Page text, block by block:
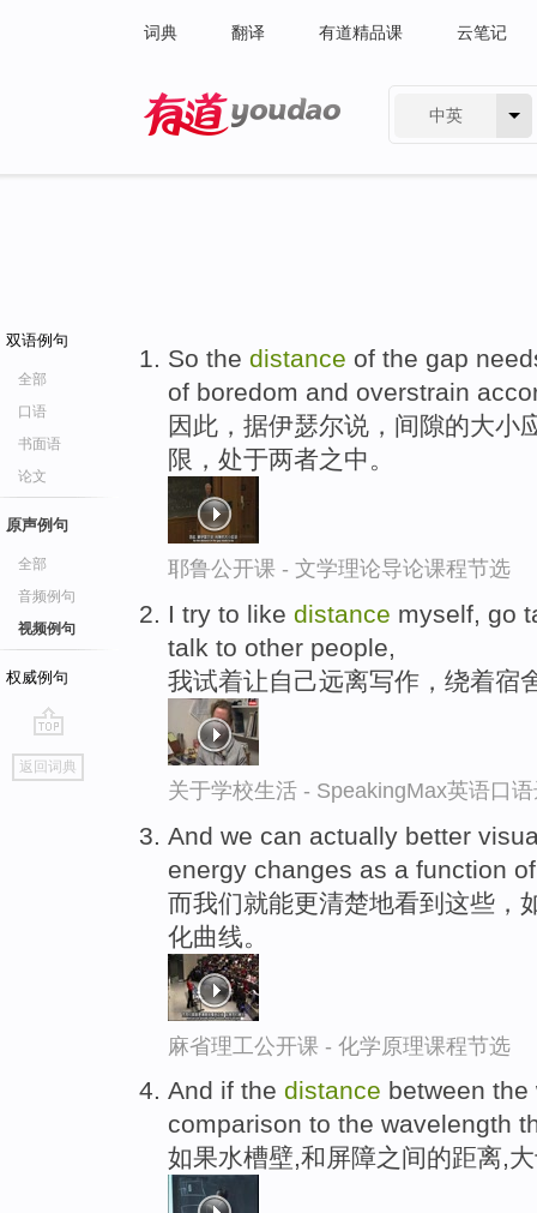
词典 翻译 有道精品课 云笔记
中英
双语例句
全部
口语
书面语
论文
原声例句
全部
音频例句
视频例句
权威例句
go
top
返回词典
So the distance of the gap
of boredom and overstrain
因此，据伊瑟尔说，间隙的大小
限，处于两者之中。
耶鲁公开课 - 文学理论导论课程节选
I try to like distance myself, go
talk to other people,
我试着让自己远离写作，绕着宿
关于学校生活 - SpeakingMax英语口
And we can actually better
energy changes as a function
而我们就能更清楚地看到这些，
化曲线。
麻省理工公开课 - 化学原理课程节选
And if the distance between
comparison to the wavelength
如果水槽壁,和屏障之间的距离,